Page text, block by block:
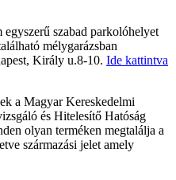
egyszerű szabad parkolóhelyet
mélygarázsban
Király u.8-10. Ide kattintva
a Magyar Kereskedelmi
és Hitelesítő Hatóság
olyan terméken megtalálja a
származási jelet amely